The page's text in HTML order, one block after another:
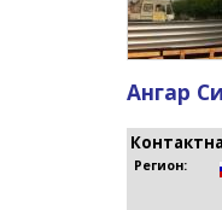
Ангар
Регион: